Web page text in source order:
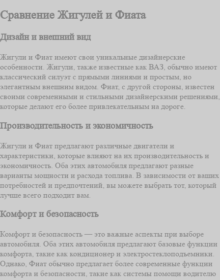
Сравнение Жигулей и Фиата
Дизайн и внешний вид
Жигули и Фиат имеют свои уникальные дизайнерские
особенности. Жигули, также известные как ВАЗ, обычно имеют
классический силуэт с прямыми линиями и простым, но
элегантным внешним видом. Фиат, с другой стороны, известен
своими современными и стильными дизайнерскими решениями,
которые делают его более привлекательным на дороге.
Производительность и экономичность
Жигули и Фиат предлагают различные двигатели и
характеристики, которые влияют на их производительность и
экономичность. Оба этих автомобиля предлагают разные
варианты мощности и расхода топлива. В зависимости от ваших
потребностей и предпочтений, вы можете выбрать тот, который
лучше всего подходит вам.
Комфорт и безопасность
Комфорт и безопасность — это важные аспекты при выборе
автомобиля. Оба этих автомобиля предлагают базовые функции
комфорта, такие как кондиционер и электростеклоподъемники.
Однако, Фиат обычно предлагает более современные функции
комфорта и безопасности, такие как системы помощи водителю